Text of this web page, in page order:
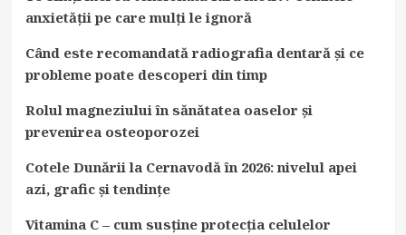
anxietății pe care mulți le ignoră
Când este recomandată radiografia dentară și ce
probleme poate descoperi din timp
Rolul magneziului în sănătatea oaselor și
prevenirea osteoporozei
Cotele Dunării la Cernavodă în 2026: nivelul apei
azi, grafic și tendințe
Vitamina C – cum susține protecția celulelor